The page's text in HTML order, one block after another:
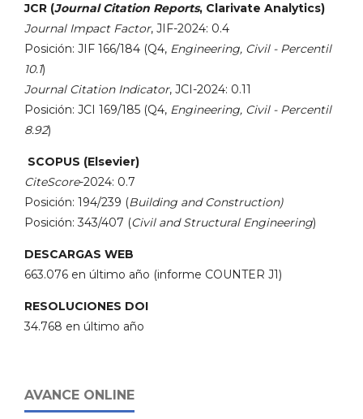
JCR (Journal Citation Reports, Clarivate Analytics)
Journal Impact Factor, JIF-2024: 0.4
Posición: JIF 166/184 (Q4, Engineering, Civil - Percentil
10.1)
Journal Citation Indicator, JCI-2024: 0.11
Posición: JCI 169/185 (Q4, Engineering, Civil - Percentil
8.92)
SCOPUS (Elsevier)
CiteScore-2024: 0.7
Posición: 194/239 (Building and Construction)
Posición: 343/407 (Civil and Structural Engineering)
DESCARGAS WEB
663.076 en último año (informe COUNTER J1)
RESOLUCIONES DOI
34.768 en último año
AVANCE ONLINE